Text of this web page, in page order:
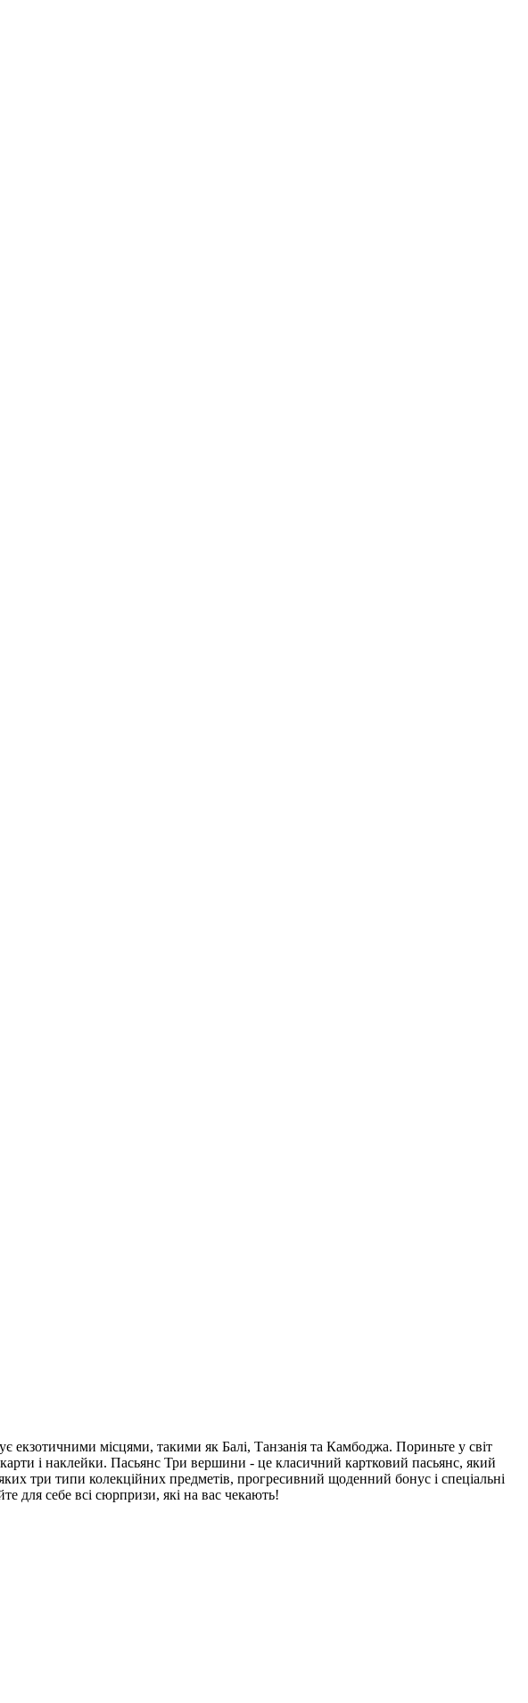
екзотичними місцями, такими як Балі, Танзанія та Камбоджа. Пориньте у світ
і наклейки. Пасьянс Три вершини - це класичний картковий пасьянс, який
три типи колекційних предметів, прогресивний щоденний бонус і спеціальні
для себе всі сюрпризи, які на вас чекають!